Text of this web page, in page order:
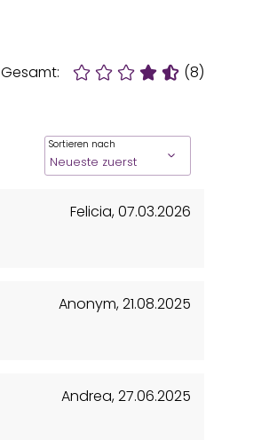
Gesamt: (8)
Sortieren nach
Felicia,07.03.2026
Anonym,21.08.2025
Andrea,27.06.2025